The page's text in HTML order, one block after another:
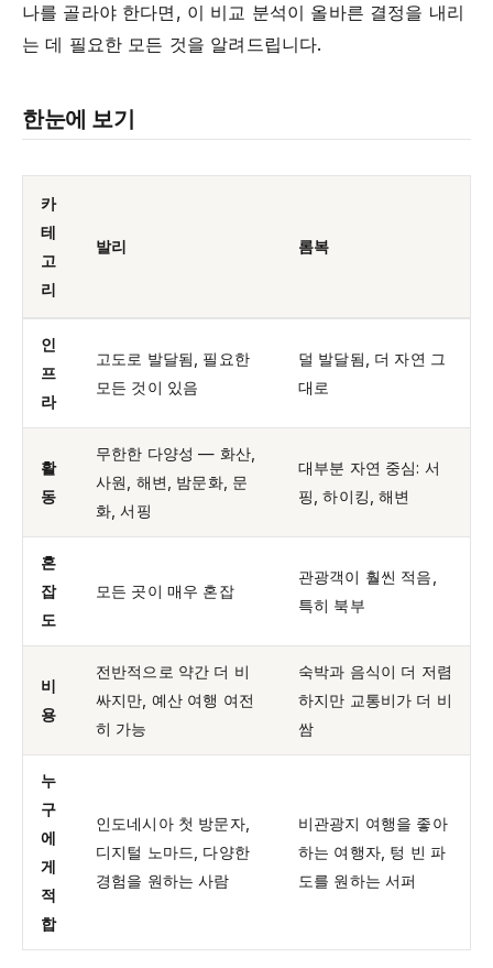
나를 골라야 한다면, 이 비교 분석이 올바른 결정을 내리
는 데 필요한 모든 것을 알려드립니다.
한눈에 보기
카
테
고
리
발리 롬복
인
프
라
고도로 발달됨, 필요한
모든 것이 있음
덜 발달됨, 더 자연 그
대로
활
동
무한한 다양성 — 화산,
사원, 해변, 밤문화, 문
화, 서핑
대부분 자연 중심: 서
핑, 하이킹, 해변
혼
잡
도
모든 곳이 매우 혼잡
관광객이 훨씬 적음,
특히 북부
비
용
전반적으로 약간 더 비
싸지만, 예산 여행 여전
히 가능
숙박과 음식이 더 저렴
하지만 교통비가 더 비
쌈
누
구
에
게
적
합
인도네시아 첫 방문자,
디지털 노마드, 다양한
경험을 원하는 사람
비관광지 여행을 좋아
하는 여행자, 텅 빈 파
도를 원하는 서퍼